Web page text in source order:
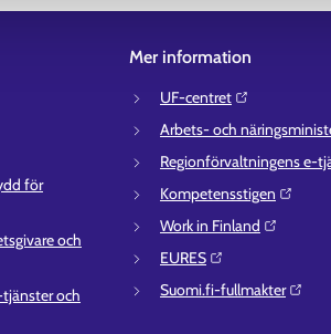
för
och
och
Mer information
UF-centret⁠
Arbets- och
Regionförvaltningens e-
Kompetensstigen⁠
Work in Finland⁠
EURES⁠
Suomi.fi-fullmakter⁠